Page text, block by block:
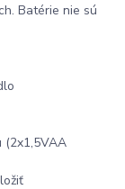
Batérie nie sú
(2x1,5VAA